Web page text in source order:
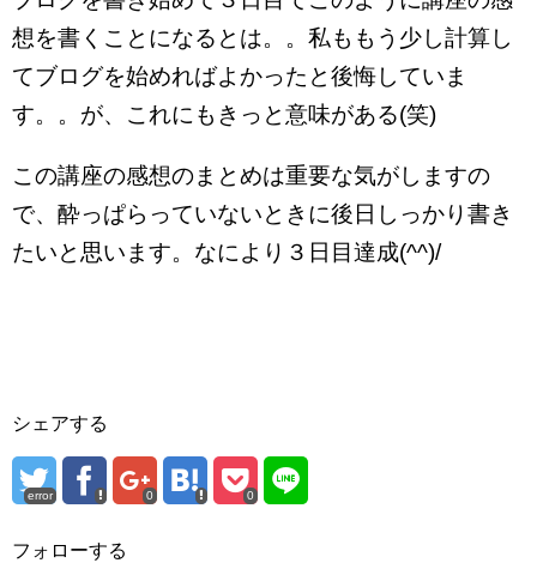
想を書くことになるとは。。私ももう少し計算し
てブログを始めればよかったと後悔していま
す。。が、これにもきっと意味がある(笑)
この講座の感想のまとめは重要な気がしますの
で、酔っぱらっていないときに後日しっかり書き
たいと思います。なにより３日目達成(^^)/
シェアする
error 0 0
フォローする